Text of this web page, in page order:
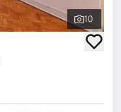
Ver
10